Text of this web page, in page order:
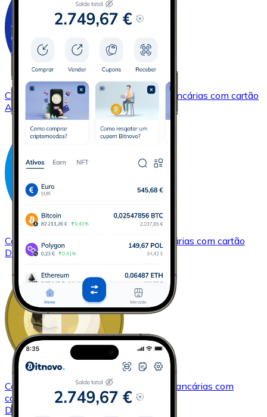
ComprarCardanocom transferência bancárias com cartão
ADA
ComprarDash com transferência bancárias com cartão
DASH
Comprar Dogecoincom transferência bancárias com
cartão
DOGE